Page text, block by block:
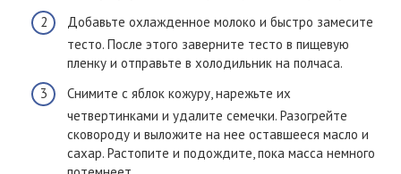
Добавьте охлажденное молоко и быстро замесите
тесто. После этого заверните тесто в пищевую
пленку и отправьте в холодильник на полчаса.
Снимите с яблок кожуру, нарежьте их
четвертинками и удалите семечки. Разогрейте
сковороду и выложите на нее оставшееся масло и
сахар. Растопите и подождите, пока масса немного